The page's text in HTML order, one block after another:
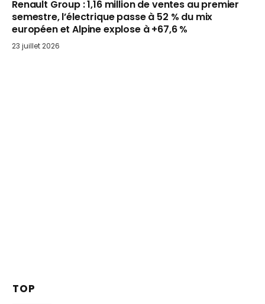
Renault Group : 1,16 million de ventes au premier
semestre, l’électrique passe à 52 % du mix
européen et Alpine explose à +67,6 %
23 juillet 2026
TOP